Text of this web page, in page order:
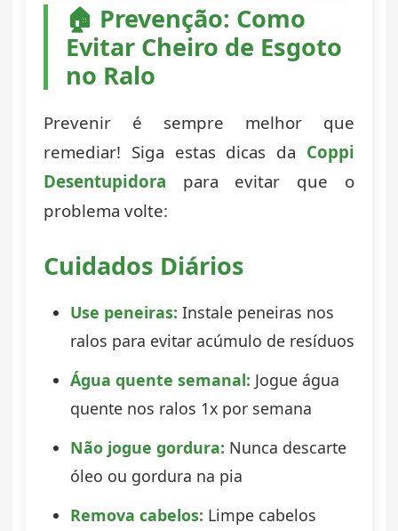
🏠 Prevenção: Como
Evitar Cheiro de Esgoto
no Ralo
Prevenir é sempre melhor que
remediar! Siga estas dicas da Coppi
Desentupidora para evitar que o
problema volte:
Cuidados Diários
Use peneiras: Instale peneiras nos
ralos para evitar acúmulo de resíduos
Água quente semanal: Jogue água
quente nos ralos 1x por semana
Não jogue gordura: Nunca descarte
óleo ou gordura na pia
Remova cabelos: Limpe cabelos